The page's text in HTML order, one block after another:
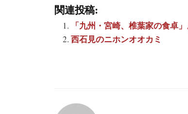
関連投稿:
「九州・宮崎、椎葉家の食卓
西石見のニホンオオカミ